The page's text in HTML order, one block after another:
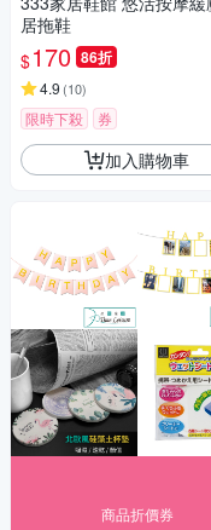
居拖鞋
$170 86折
4.9 (10)
限時下殺 券
加入購物車
商品折價券